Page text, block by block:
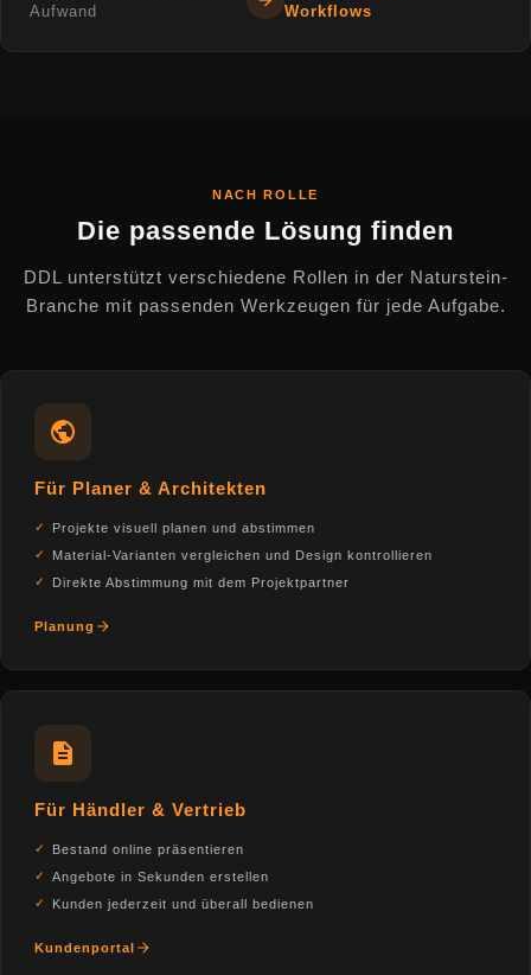
Aufwand
Workflows
NACH ROLLE
Die passende Lösung finden
DDL unterstützt verschiedene Rollen in der Naturstein-
Branche mit passenden Werkzeugen für jede Aufgabe.
Für Planer & Architekten
Projekte visuell planen und abstimmen
Material-Varianten vergleichen und Design kontrollieren
Direkte Abstimmung mit dem Projektpartner
Planung
Für Händler & Vertrieb
Bestand online präsentieren
Angebote in Sekunden erstellen
Kunden jederzeit und überall bedienen
Kundenportal